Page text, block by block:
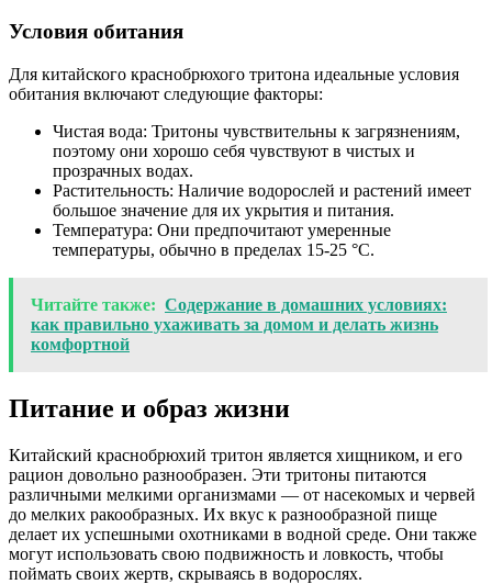
Условия обитания
Для китайского краснобрюхого тритона идеальные условия
обитания включают следующие факторы:
Чистая вода: Тритоны чувствительны к загрязнениям,
поэтому они хорошо себя чувствуют в чистых и
прозрачных водах.
Растительность: Наличие водорослей и растений имеет
большое значение для их укрытия и питания.
Температура: Они предпочитают умеренные
температуры, обычно в пределах 15-25 °C.
Читайте также: Содержание в домашних условиях:
как правильно ухаживать за домом и делать жизнь
комфортной
Питание и образ жизни
Китайский краснобрюхий тритон является хищником, и его
рацион довольно разнообразен. Эти тритоны питаются
различными мелкими организмами — от насекомых и червей
до мелких ракообразных. Их вкус к разнообразной пище
делает их успешными охотниками в водной среде. Они также
могут использовать свою подвижность и ловкость, чтобы
поймать своих жертв, скрываясь в водорослях.